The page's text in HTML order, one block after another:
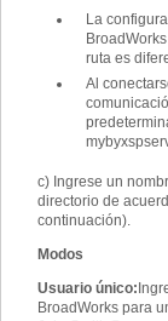
La
ruta es
Al
c) Ingrese un
directorio de
continuación).
Modos
Usuario único:
BroadWorks para